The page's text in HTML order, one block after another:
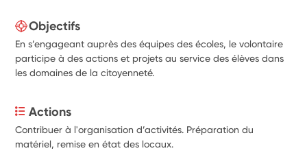
Objectifs
En s’engageant auprès des équipes des écoles, le volontaire
participe à des actions et projets au service des élèves dans
les domaines de la citoyenneté.
Actions
Contribuer à l'organisation d’activités. Préparation du
matériel, remise en état des locaux.